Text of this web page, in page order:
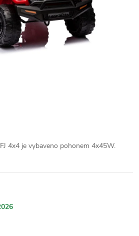
4x4 je vybaveno pohonem 4x45W.